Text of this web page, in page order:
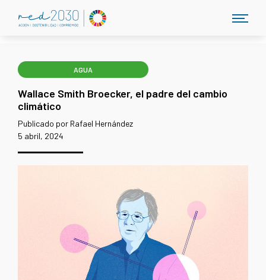
AGUA
Wallace Smith Broecker, el padre del cambio
climático
Publicado por Rafael Hernández
5 abril, 2024